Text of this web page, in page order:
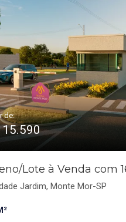
de:
Lote à Venda com
Jardim, Monte Mor-SP